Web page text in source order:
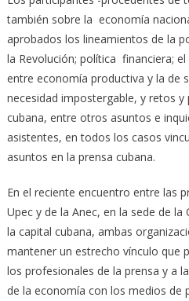
también sobre la economía
aprobados los lineamientos de la
la Revolución; política financiera;
entre economía productiva y la de
necesidad impostergable, y retos
cubana, entre otros asuntos e
asistentes, en todos los casos
asuntos en la prensa cubana.
En el reciente encuentro entre las
Upec y de la Anec, en la sede de la
la capital cubana, ambas
mantener un estrecho vínculo que
los profesionales de la prensa y a
de la economía con los medios de